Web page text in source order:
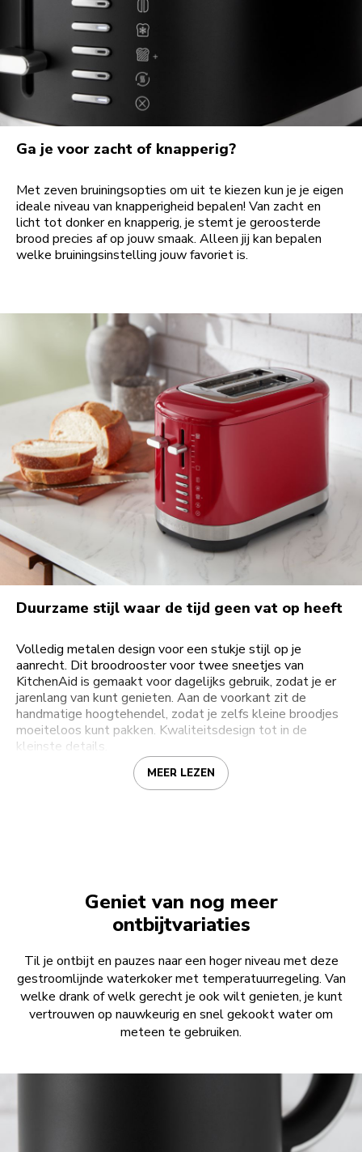
Ga je voor zacht of knapperig?
Met zeven bruiningsopties om uit te kiezen kun je je eigen
ideale niveau van knapperigheid bepalen! Van zacht en
licht tot donker en knapperig, je stemt je geroosterde
brood precies af op jouw smaak. Alleen jij kan bepalen
welke bruiningsinstelling jouw favoriet is.
Duurzame stijl waar de tijd geen vat op heeft
Volledig metalen design voor een stukje stijl op je
aanrecht. Dit broodrooster voor twee sneetjes van
KitchenAid is gemaakt voor dagelijks gebruik, zodat je er
jarenlang van kunt genieten. Aan de voorkant zit de
handmatige hoogtehendel, zodat je zelfs kleine broodjes
moeiteloos kunt pakken. Kwaliteitsdesign tot in de
kleinste details.
MEER LEZEN
Geniet van nog meer
ontbijtvariaties
Til je ontbijt en pauzes naar een hoger niveau met deze
gestroomlijnde waterkoker met temperatuurregeling. Van
welke drank of welk gerecht je ook wilt genieten, je kunt
vertrouwen op nauwkeurig en snel gekookt water om
meteen te gebruiken.